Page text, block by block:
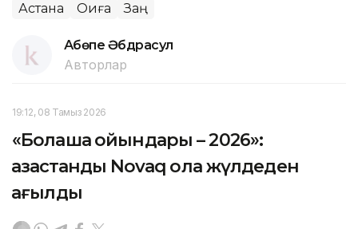
Астана Оқиға Заң
Ақбөпе Әбдрасул
Авторлар
19:12, 08 Тамыз 2026
«Болашақ ойындары – 2026»:
қазақстандық Novaq қола жүлдеден
қағылды